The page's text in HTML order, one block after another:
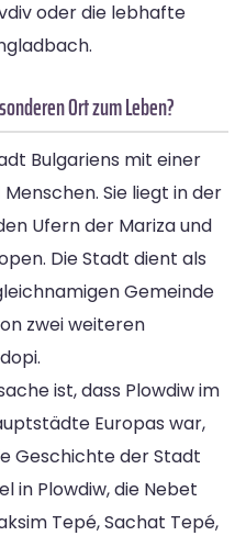
oder die lebhafte
Ort zum Leben?
Bulgariens mit einer
Sie liegt in der
Ufern der Mariza und
Die Stadt dient als
Gemeinde
zwei weiteren
ist, dass Plowdiw im
Europas war,
Geschichte der Stadt
in Plowdiw, die Nebet
Tepé, Sachat Tepé,